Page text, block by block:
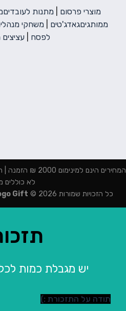
מוצרי פרסום מתנות לעובדים
ממותגיםגאדג'טים משחקי
לפסח
המחירים הינם
לא כוללים
כל הזכויות שמורות 2026 ©
Gift
יש מגבלת כמות
תודה על התזכורת :)